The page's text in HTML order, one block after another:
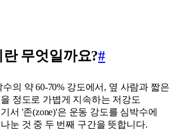
무엇일까요?#
의 약 60-70% 강도에서, 옆 사람과 짧은
정도로 가볍게 지속하는 저강도
서 '존(zone)'은 운동 강도를 심박수에
눈 것 중 두 번째 구간을 뜻합니다.